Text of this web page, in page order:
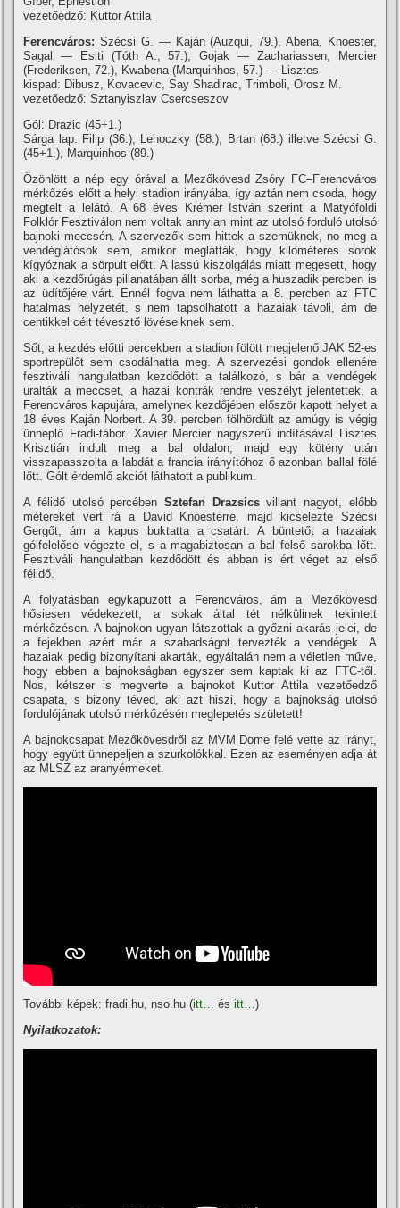
vezetőedző: Kuttor Attila
Ferencváros: Szécsi G. — Kaján (Auzqui, 79.), Abena, Knoester,
Sagal — Esiti (Tóth A., 57.), Gojak — Zachariassen, Mercier
(Frederiksen, 72.), Kwabena (Marquinhos, 57.) — Lisztes
kispad: Dibusz, Kovacevic, Say Shadirac, Trimboli, Orosz M.
vezetőedző: Sztanyiszlav Csercseszov
Gól: Drazic (45+1.)
Sárga lap: Filip (36.), Lehoczky (58.), Brtan (68.) illetve Szécsi G.
(45+1.), Marquinhos (89.)
Özönlött a nép egy órával a Mezőkövesd Zsóry FC–Ferencváros
mérkőzés előtt a helyi stadion irányába, így aztán nem csoda, hogy
megtelt a lelátó. A 68 éves Krémer István szerint a Matyóföldi
Folklór Fesztiválon nem voltak annyian mint az utolsó forduló utolsó
bajnoki meccsén. A szervezők sem hittek a szemüknek, no meg a
vendéglátósok sem, amikor meglátták, hogy kilométeres sorok
kígyóznak a sörpult előtt. A lassú kiszolgálás miatt megesett, hogy
aki a kezdőrúgás pillanatában állt sorba, még a huszadik percben is
az üdítőjére várt. Ennél fogva nem láthatta a 8. percben az FTC
hatalmas helyzetét, s nem tapsolhatott a hazaiak távoli, ám de
centikkel célt tévesztő lövéseiknek sem.
Sőt, a kezdés előtti percekben a stadion fölött megjelenő JAK 52-es
sportrepülőt sem csodálhatta meg. A szervezési gondok ellenére
fesztiváli hangulatban kezdődött a találkozó, s bár a vendégek
uralták a meccset, a hazai kontrák rendre veszélyt jelentettek, a
Ferencváros kapujára, amelynek kezdőjében először kapott helyet a
18 éves Kaján Norbert. A 39. percben fölhördült az amúgy is végig
ünneplő Fradi-tábor. Xavier Mercier nagyszerű indításával Lisztes
Krisztián indult meg a bal oldalon, majd egy kötény után
visszapasszolta a labdát a francia irányítóhoz ő azonban ballal fölé
lőtt. Gólt érdemlő akciót láthatott a publikum.
A félidő utolsó percében Sztefan Drazsicsvillant nagyot, előbb
métereket vert rá a David Knoesterre, majd kicselezte Szécsi
Gergőt, ám a kapus buktatta a csatárt. A büntetőt a hazaiak
gólfelelőse végezte el, s a magabiztosan a bal felső sarokba lőtt.
Fesztiváli hangulatban kezdődött és abban is ért véget az első
félidő.
A folyatásban egykapuzott a Ferencváros, ám a Mezőkövesd
hősiesen védekezett, a sokak által tét nélkülinek tekintett
mérkőzésen. A bajnokon ugyan látszottak a győzni akarás jelei, de
a fejekben azért már a szabadságot tervezték a vendégek. A
hazaiak pedig bizonyítani akarták, egyáltalán nem a véletlen műve,
hogy ebben a bajnokságban egyszer sem kaptak ki az FTC-től.
Nos, kétszer is megverte a bajnokot Kuttor Attila vezetőedző
csapata, s bizony téved, aki azt hiszi, hogy a bajnokság utolsó
fordulójának utolsó mérkőzésén meglepetés született!
A bajnokcsapat Mezőkövesdről az MVM Dome felé vette az irányt,
hogy együtt ünnepeljen a szurkolókkal. Ezen az eseményen adja át
az MLSZ az aranyérmeket.
További képek: fradi.hu, nso.hu (itt… ésitt…)
Nyilatkozatok: